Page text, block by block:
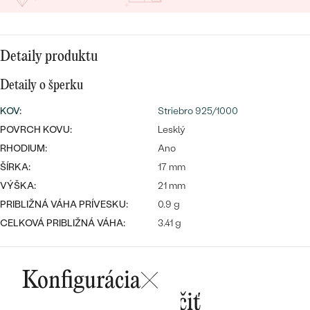
Najpredávanejšie
svadobné
obrúčky
PREZRIEŤ
DRAHOKAM
PODĽA MATERIÁLU
PLATINA
STRIEBRO
S LAB GROWN DIAMANTMI
S PERLAMI
PERSONALIZOVANÉ
SYMBOLICKÉ
PODĽA PRÍLEŽITOSTI
LUXUSNÉ
LUXUSNÉ
Detaily produktu
Detaily o šperku
KOV:
Striebro 925/1000
POVRCH KOVU:
Lesklý
RHODIUM:
Ano
ŠÍRKA:
17 mm
VÝŠKA:
21 mm
PRIBLIŽNÁ VÁHA PRÍVESKU:
0.9 g
CELKOVÁ PRIBLIŽNÁ VÁHA:
3.41 g
Konfigurácia
Mohlo by sa vám páčiť